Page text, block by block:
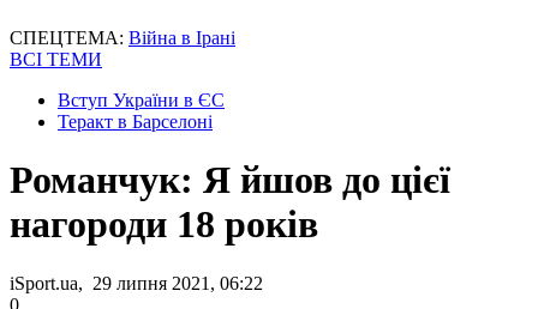
СПЕЦТЕМА: Війна в Ірані
ВСІ ТЕМИ
Вступ України в ЄС
Теракт в Барселоні
Романчук: Я йшов до цієї
нагороди 18 років
iSport.ua, 29 липня 2021, 06:22
0